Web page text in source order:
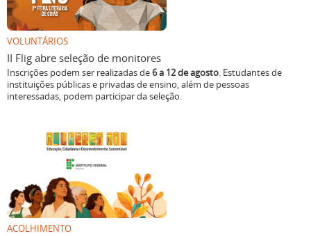
VOLUNTÁRIOS
II Flig abre seleção de monitores
Inscrições podem ser realizadas de6 a 12 de agosto. Estudantes de
instituições públicas e privadas de ensino, além de pessoas
interessadas, podem participar da seleção.
ACOLHIMENTO